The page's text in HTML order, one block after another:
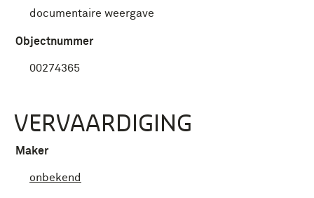
documentaire weergave
Objectnummer
00274365
VERVAARDIGING
Maker
onbekend